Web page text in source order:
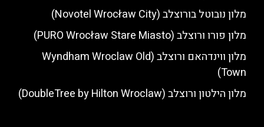
מלון נובוטל בורוצלב (Novotel Wrocław City)
מלון פורו ורוצלב (PURO Wrocław Stare Miasto)
מלון ווינדהאם ורוצלב (Wyndham Wroclaw Old
Town)
מלון הילטון ורוצלב (DoubleTree by Hilton Wroclaw)